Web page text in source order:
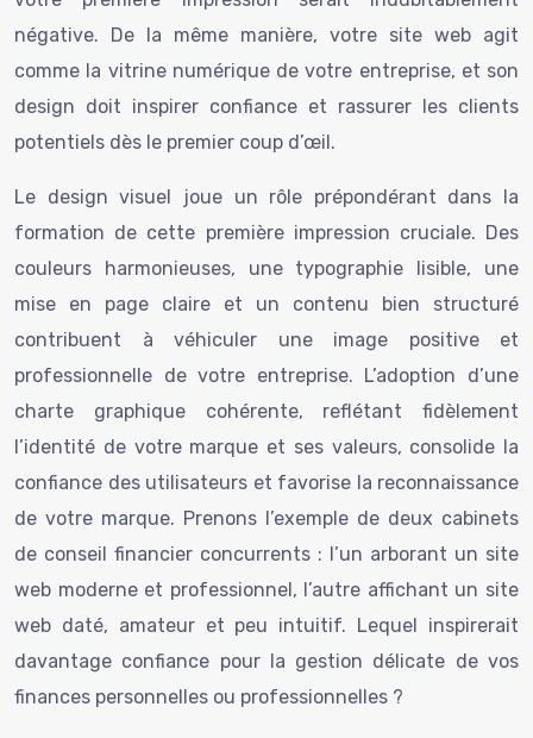
négative. De la même manière, votre site web agit
comme la vitrine numérique de votre entreprise, et son
design doit inspirer confiance et rassurer les clients
potentiels dès le premier coup d’œil.
Le design visuel joue un rôle prépondérant dans la
formation de cette première impression cruciale. Des
couleurs harmonieuses, une typographie lisible, une
mise en page claire et un contenu bien structuré
contribuent à véhiculer une image positive et
professionnelle de votre entreprise. L’adoption d’une
charte graphique cohérente, reflétant fidèlement
l’identité de votre marque et ses valeurs, consolide la
confiance des utilisateurs et favorise la reconnaissance
de votre marque. Prenons l’exemple de deux cabinets
de conseil financier concurrents : l’un arborant un site
web moderne et professionnel, l’autre affichant un site
web daté, amateur et peu intuitif. Lequel inspirerait
davantage confiance pour la gestion délicate de vos
finances personnelles ou professionnelles ?